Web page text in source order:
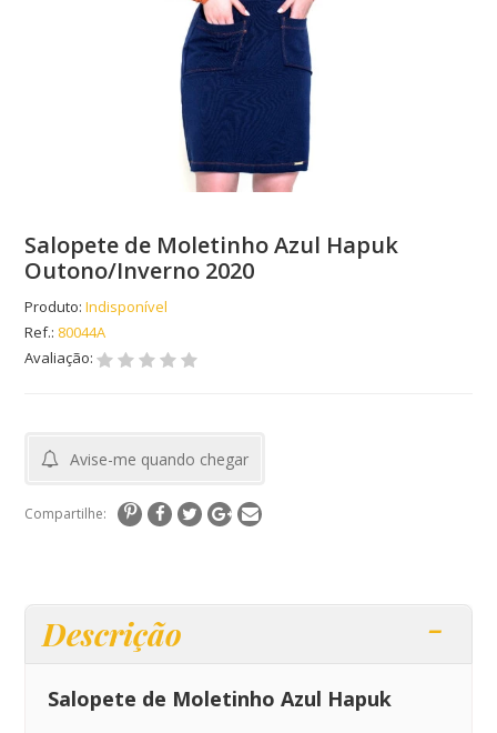
Salopete de Moletinho Azul Hapuk
Outono/Inverno 2020
Produto: Indisponível
Ref.: 80044A
Avaliação:
Avise-me quando chegar
Compartilhe:
Descrição
Salopete de Moletinho Azul Hapuk